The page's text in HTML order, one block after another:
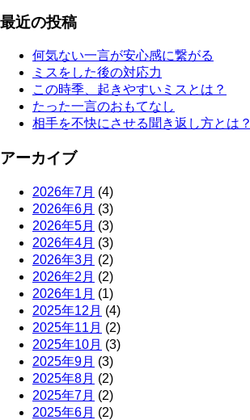
最近の投稿
何気ない一言が安心感に繋がる
ミスをした後の対応力
この時季、起きやすいミスとは？
たった一言のおもてなし
相手を不快にさせる聞き返し方とは？
アーカイブ
2026年7月 (4)
2026年6月 (3)
2026年5月 (3)
2026年4月 (3)
2026年3月 (2)
2026年2月 (2)
2026年1月 (1)
2025年12月 (4)
2025年11月 (2)
2025年10月 (3)
2025年9月 (3)
2025年8月 (2)
2025年7月 (2)
2025年6月 (2)